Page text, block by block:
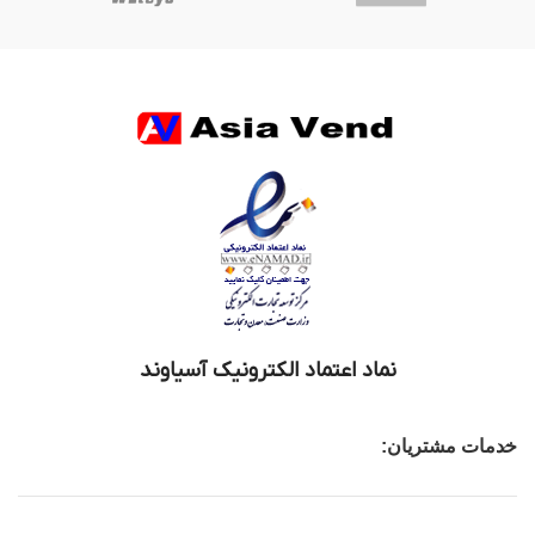
نماد اعتماد الکترونیک آسیاوند
خدمات مشتریان: